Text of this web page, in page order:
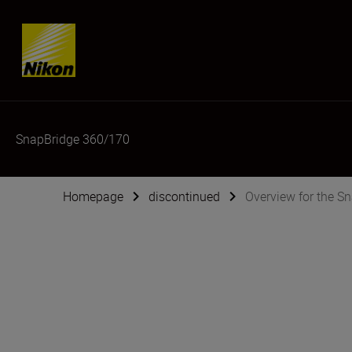
Skip content
SnapBridge 360/170
Homepage discontinued Overview for the